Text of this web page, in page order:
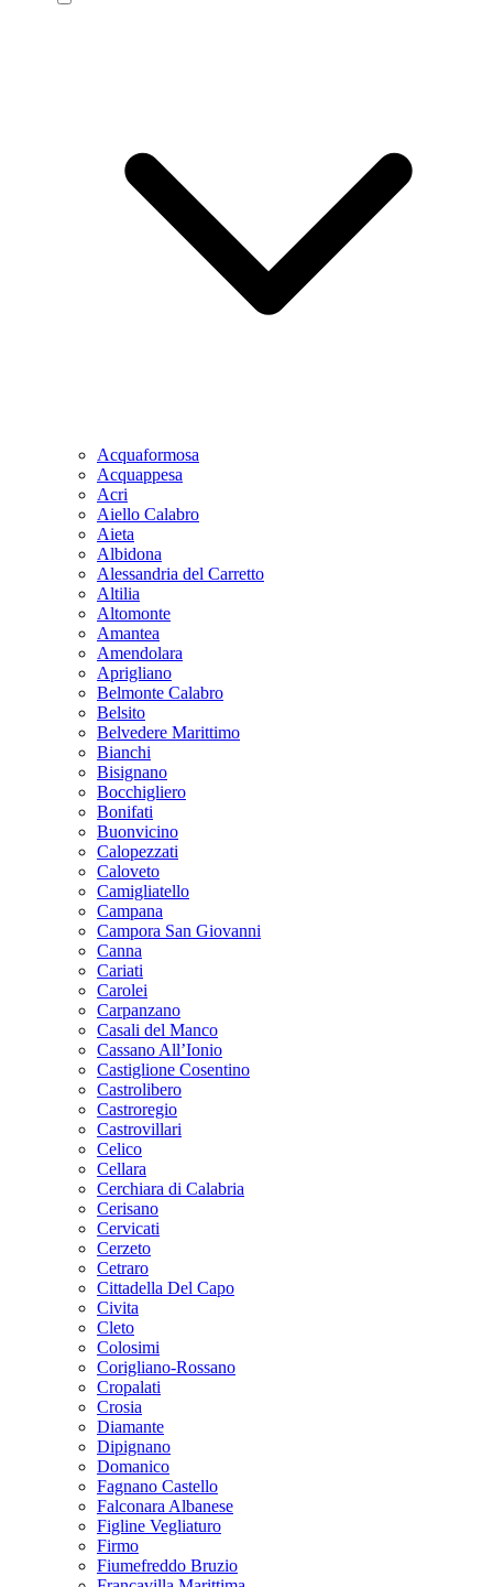
Acquaformosa
Acquappesa
Acri
Aiello Calabro
Aieta
Albidona
Alessandria del Carretto
Altilia
Altomonte
Amantea
Amendolara
Aprigliano
Belmonte Calabro
Belsito
Belvedere Marittimo
Bianchi
Bisignano
Bocchigliero
Bonifati
Buonvicino
Calopezzati
Caloveto
Camigliatello
Campana
Campora San Giovanni
Canna
Cariati
Carolei
Carpanzano
Casali del Manco
Cassano All’Ionio
Castiglione Cosentino
Castrolibero
Castroregio
Castrovillari
Celico
Cellara
Cerchiara di Calabria
Cerisano
Cervicati
Cerzeto
Cetraro
Cittadella Del Capo
Civita
Cleto
Colosimi
Corigliano-Rossano
Cropalati
Crosia
Diamante
Dipignano
Domanico
Fagnano Castello
Falconara Albanese
Figline Vegliaturo
Firmo
Fiumefreddo Bruzio